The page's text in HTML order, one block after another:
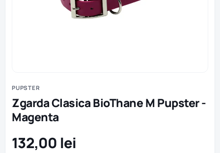
PUPSTER
Zgarda Clasica BioThane M Pupster -
Magenta
132,00 lei